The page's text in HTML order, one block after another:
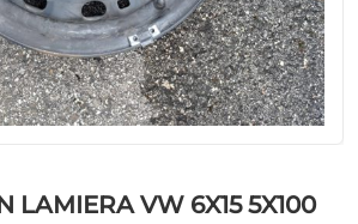
LAMIERA VW 6X15 5X100